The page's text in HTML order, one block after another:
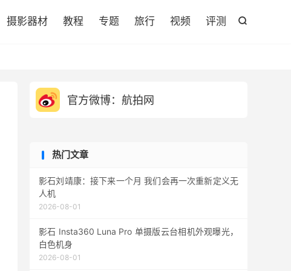

摄影器材 教程 专题 旅行 视频 评测
官方微博：航拍网
热门文章
影石刘靖康：接下来一个月 我们会再一次重新定义无
人机
2026-08-01
影石 Insta360 Luna Pro 单摄版云台相机外观曝光，
白色机身
2026-08-01